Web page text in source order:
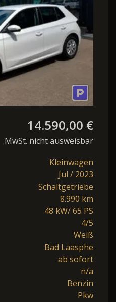
14.590,00 €
MwSt. nicht ausweisbar
Kleinwagen
Jul / 2023
Schaltgetriebe
8.990 km
48 kW/ 65 PS
4/5
Weiß
Bad Laasphe
ab sofort
n/a
Benzin
Pkw